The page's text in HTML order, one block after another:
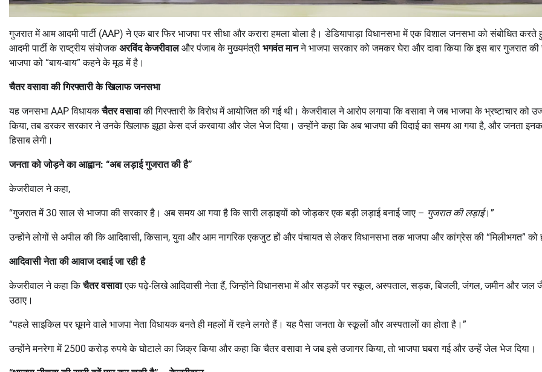
गुजरात में आम आदमी पार्टी (AAP) ने एक बार फिर भाजपा पर सीधा और करारा हमला बोला है। डेडियापाड़ा विधानसभा में एक विशाल जनसभा को संबोधित
आदमी पार्टी के राष्ट्रीय संयोजकअरविंद केजरीवालऔर पंजाब के मुख्यमंत्री भगवंत मानने भाजपा सरकार को जमकर घेरा और दावा किया कि इस बार गुजरात
भाजपा को “बाय-बाय” कहने के मूड में है।
चैतर वसावा की गिरफ्तारी के खिलाफ जनसभा
यह जनसभा AAP विधायकचैतर वसावाकी गिरफ्तारी के विरोध में आयोजित की गई थी। केजरीवाल ने आरोप लगाया कि वसावा ने जब भाजपा के भ्रष्टाचार को
किया, तब डरकर सरकार ने उनके खिलाफ झूठा केस दर्ज करवाया और जेल भेज दिया। उन्होंने कहा कि अब भाजपा की विदाई का समय आ गया है, और जनता
हिसाब लेगी।
जनता को जोड़ने का आह्वान: “अब लड़ाई गुजरात की है”
केजरीवाल ने कहा,
“गुजरात में 30 साल से भाजपा की सरकार है। अब समय आ गया है कि सारी लड़ाइयों को जोड़कर एक बड़ी लड़ाई बनाई जाए – गुजरात की लड़ाई।”
उन्होंने लोगों से अपील की कि आदिवासी, किसान, युवा और आम नागरिक एकजुट हों और पंचायत से लेकर विधानसभा तक भाजपा और कांग्रेस की “मिलीभगत” को
आदिवासी नेता की आवाज दबाई जा रही है
केजरीवाल ने कहा किचैतर वसावाएक पढ़े-लिखे आदिवासी नेता हैं, जिन्होंने विधानसभा में और सड़कों पर स्कूल, अस्पताल, सड़क, बिजली, जंगल, जमीन और जल
उठाए।
“पहले साइकिल पर घूमने वाले भाजपा नेता विधायक बनते ही महलों में रहने लगते हैं। यह पैसा जनता के स्कूलों और अस्पतालों का होता है।”
उन्होंने मनरेगा में 2500 करोड़ रुपये के घोटाले का जिक्र किया और कहा कि चैतर वसावा ने जब इसे उजागर किया, तो भाजपा घबरा गई और उन्हें जेल भेज दिया।